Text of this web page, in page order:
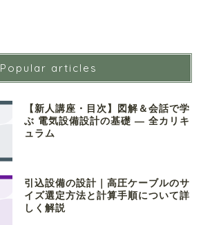
Popular articles
【新人講座・目次】図解＆会話で学
ぶ 電気設備設計の基礎 ― 全カリキ
ュラム
引込設備の設計｜高圧ケーブルのサ
イズ選定方法と計算手順について詳
しく解説